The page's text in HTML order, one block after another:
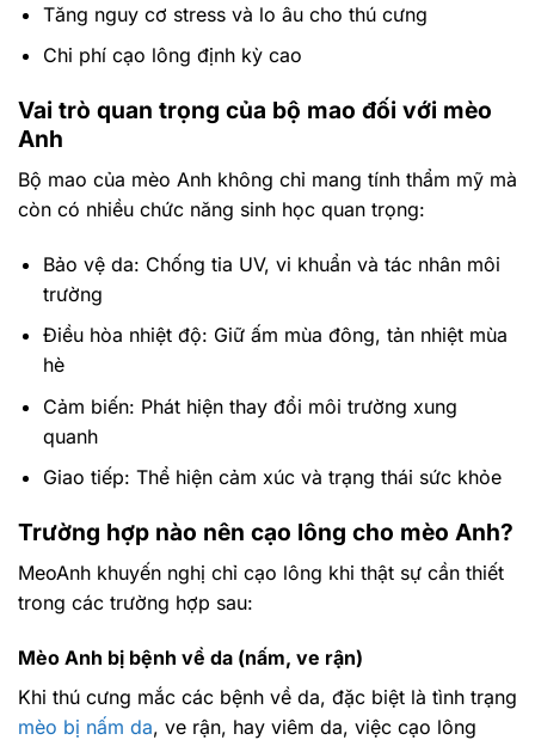
Tăng nguy cơ stress và lo âu cho thú cưng
Chi phí cạo lông định kỳ cao
Vai trò quan trọng của bộ mao đối với mèo
Anh
Bộ mao của mèo Anh không chỉ mang tính thẩm mỹ mà
còn có nhiều chức năng sinh học quan trọng:
Bảo vệ da: Chống tia UV, vi khuẩn và tác nhân môi
trường
Điều hòa nhiệt độ: Giữ ấm mùa đông, tản nhiệt mùa
hè
Cảm biến: Phát hiện thay đổi môi trường xung
quanh
Giao tiếp: Thể hiện cảm xúc và trạng thái sức khỏe
Trường hợp nào nên cạo lông cho mèo Anh?
MeoAnh khuyến nghị chỉ cạo lông khi thật sự cần thiết
trong các trường hợp sau:
Mèo Anh bị bệnh về da (nấm, ve rận)
Khi thú cưng mắc các bệnh về da, đặc biệt là tình trạng
mèo bị nấm da, ve rận, hay viêm da, việc cạo lông